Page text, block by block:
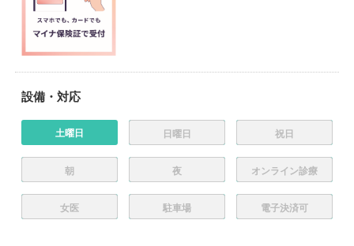
設備・対応
土曜日 日曜日 祝日
朝 夜 オンライン診療
女医 駐車場 電子決済可